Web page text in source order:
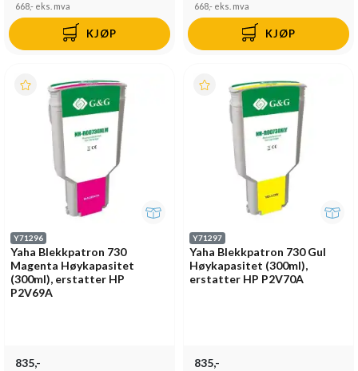
668,- eks. mva
KJØP
668,- eks. mva
KJØP
Y71296
Yaha Blekkpatron 730
Magenta Høykapasitet
(300ml), erstatter HP
P2V69A
835,-
Y71297
Yaha Blekkpatron 730 Gul
Høykapasitet (300ml),
erstatter HP P2V70A
835,-